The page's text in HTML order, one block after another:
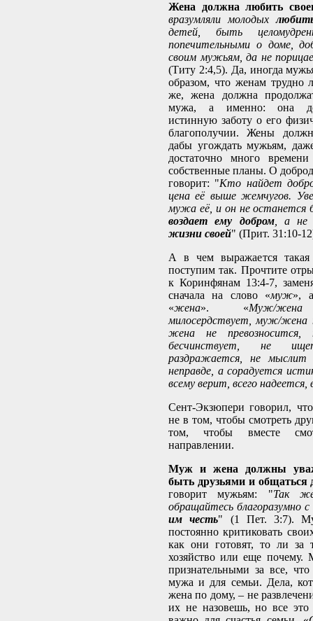
Жена должна любить
вразумляли молодых
детей, быть
попечительными о доме,
своим мужьям, да не
(Титу 2:4,5). Да, иногда
образом, что женам трудно
же, жена должна
мужа, а именно: она
истинную заботу о его
благополучии. Жены
дабы угождать мужьям,
достаточно много
собственные планы. О
говорит: "Кто найдет
цена её выше жемчугов.
мужа её, и он не останется
воздает ему добром, а не
жизни своей" (Прит. 31:10-
А в чем выражается такая
поступим так. Прочтите
к Коринфянам 13:4-7,
сначала на слово «муж»,
«жена». «Муж/жена
милосердствует, муж/жена
жена не превозносится,
бесчинствует, не
раздражается, не мыслит
неправде, а сорадуется
всему верит, всего надеется,
Сент-Экзюпери говорил,
не в том, чтобы смотреть
том, чтобы вместе
направлении.
Муж и жена должны
быть друзьями и общаться
говорит мужьям: "Так
обращайтесь благоразумно
им честь" (1 Пет. 3:7).
постоянно критиковать
как они готовят, то ли за
хозяйство или еще почему.
признательными за все,
мужа и для семьи. Дела,
жена по дому, – не
их не назовешь, но все это